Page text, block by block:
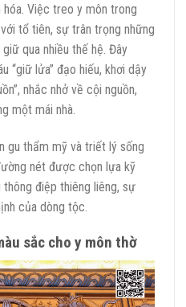
Việc treo y môn trong
tổ tiên, sự trân trọng những
qua nhiều thế hệ. Đây
“giữ lửa” đạo hiếu, khơi dậy
nhắc nhở về cội nguồn,
một mái nhà.
gu thẩm mỹ và triết lý sống
nét được chọn lựa kỹ
điệp thiêng liêng, sự
của dòng tộc.
sắc cho y môn thờ